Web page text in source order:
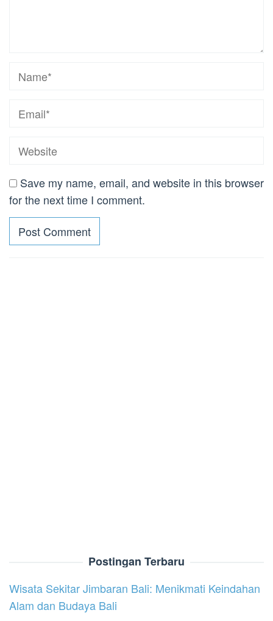
Save my name, email, and website in this browser
for the next time I comment.
Postingan Terbaru
Wisata Sekitar Jimbaran Bali: Menikmati Keindahan
Alam dan Budaya Bali